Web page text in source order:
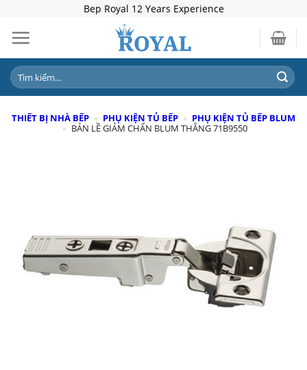
content
Bep Royal 12 Years Experience
Tìm
kiếm:
THIẾT BỊ NHÀ BẾP » PHỤ KIỆN TỦ BẾP » PHỤ KIỆN TỦ BẾP BLUM
» BẢN LỀ GIẢM CHẤN BLUM THẲNG 71B9550